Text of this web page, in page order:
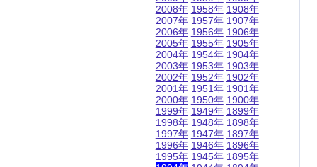
2008年
2007年
2006年
2005年
2004年
2003年
2002年
2001年
2000年
1999年
1998年
1997年
1996年
1995年
1958年
1957年
1956年
1955年
1954年
1953年
1952年
1951年
1950年
1949年
1948年
1947年
1946年
1945年
1908年
1907年
1906年
1905年
1904年
1903年
1902年
1901年
1900年
1899年
1898年
1897年
1896年
1895年